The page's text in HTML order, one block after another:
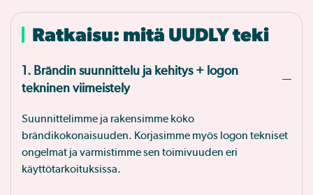
Ratkaisu: mitä UUDLY teki
1. Brändin suunnittelu ja kehitys + logon
tekninen viimeistely
Suunnittelimme ja rakensimme koko
brändikokonaisuuden. Korjasimme myös logon tekniset
ongelmat ja varmistimme sen toimivuuden eri
käyttötarkoituksissa.